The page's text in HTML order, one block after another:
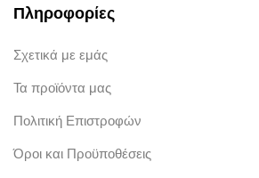
Πληροφορίες
Σχετικά με εμάς
Τα προϊόντα μας
Πολιτική Επιστροφών
Όροι και Προϋποθέσεις